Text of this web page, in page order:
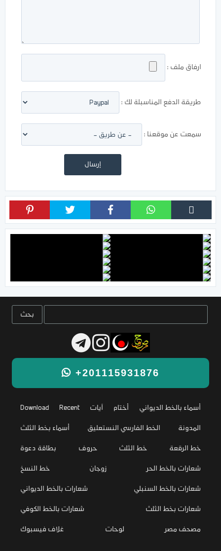
ارفاق ملف :
طريقة الدفع المناسبلة لك :
سمعت عن موقعنا :
+201115931876
Download Recent آيات أختام أسماء بالخط الديواني
أسماء بخط الثلث الخط الفارسي النستعليق المدونة
بطاقة دعوة حروف خط الثلث خط الرقعة
خط النسخ زوجان شعارات بالخط الحر
شعارات بالخط الديواني شعارات بالخط السنبلي
شعارات بالخط الكوفي شعارات بخط الثلث
غلاف فيسبوك لوحات مصحف مصر